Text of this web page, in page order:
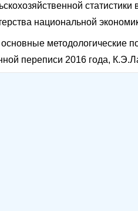
национальной
методологические
переписи 2016 года,